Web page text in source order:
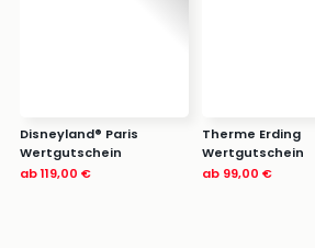
Disneyland® Paris
Wertgutschein
ab119,00 €
Therme Erding
Wertgutschein
ab 99,00 €